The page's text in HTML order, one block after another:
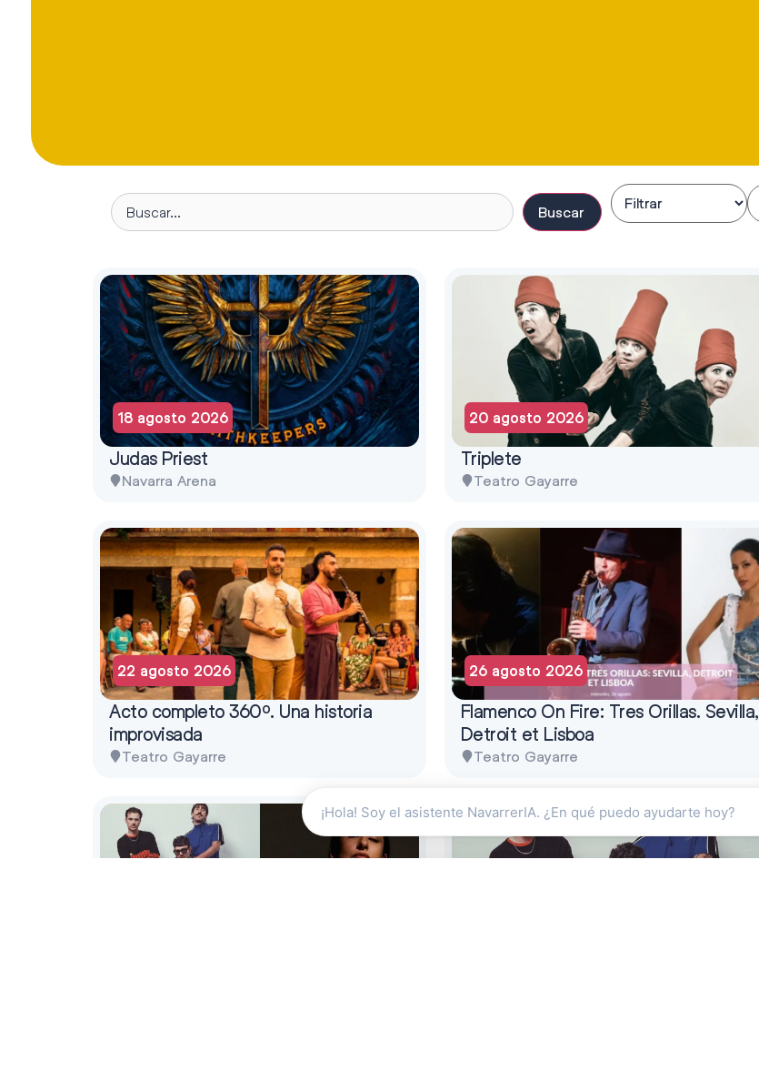
Buscar
18 agosto 2026
Judas Priest
Navarra Arena
20 agosto 2026
Triplete
Teatro Gayarre
22 agosto 2026
Acto completo 360º. Una historia
improvisada
Teatro Gayarre
26 agosto 2026
Flamenco On Fire: Tres Orillas. Sevilla,
Detroit et Lisboa
Teatro Gayarre